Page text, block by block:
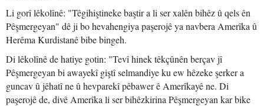
Li gorî lêkolînê: "Têgihiştineke baştir a li ser xalên bihêz û qels ên
Pêşmergeyan" dê ji bo hevahengiya paşerojê ya navbera Amerîka û
Herêma Kurdistanê bibe bingeh.
Di lêkolînê de hatiye gotin: "Tevî hinek têkçûnên berçav jî
Pêşmergeyan bi awayekî giştî selmandiye ku ew hêzeke şerker a
guncav û jêhatî ne û hevparekî pêbawer ê Amerîkayê ne. Di
paşerojê de, divê Amerîka li ser bihêzkirina Pêşmergeyan kar bike